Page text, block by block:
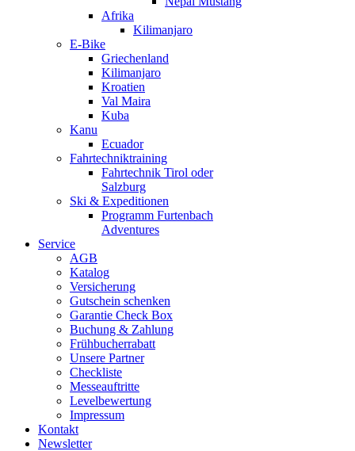
Afrika
Kilimanjaro
E-Bike
Griechenland
Kilimanjaro
Kroatien
Val Maira
Kuba
Kanu
Ecuador
Fahrtechniktraining
Fahrtechnik Tirol oder
Salzburg
Ski & Expeditionen
Programm Furtenbach
Adventures
Service
AGB
Katalog
Versicherung
Gutschein schenken
Garantie Check Box
Buchung & Zahlung
Frühbucherrabatt
Unsere Partner
Checkliste
Messeauftritte
Levelbewertung
Impressum
Kontakt
Newsletter